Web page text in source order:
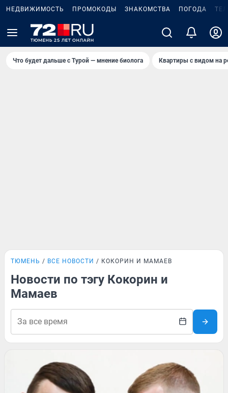
НЕДВИЖИМОСТЬ ПРОМОКОДЫ ЗНАКОМСТВА ПОГОДА
Что будет дальше с Турой — мнение биолога Квартиры с видом на
ТЮМЕНЬ ВСЕ НОВОСТИ КОКОРИН И МАМАЕВ
Новости по тэгу Кокорин и
Мамаев